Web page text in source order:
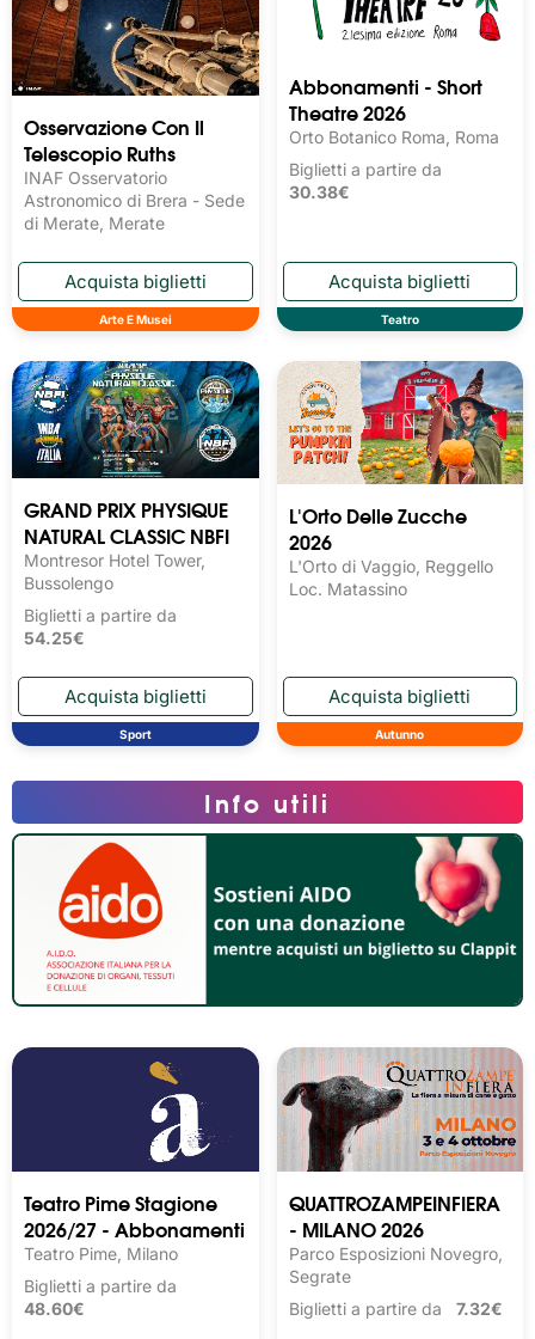
Osservazione Con Il
Telescopio Ruths
INAF Osservatorio
Astronomico di Brera - Sede
di Merate, Merate
Arte E Musei
Abbonamenti - Short
Theatre 2026
Orto Botanico Roma, Roma
Biglietti a partire da
30.38€
Teatro
GRAND PRIX PHYSIQUE
NATURAL CLASSIC NBFI
Montresor Hotel Tower,
Bussolengo
Biglietti a partire da
54.25€
Sport
L'Orto Delle Zucche
2026
L'Orto di Vaggio, Reggello
Loc. Matassino
Autunno
Teatro Pime Stagione
2026/27 - Abbonamenti
Teatro Pime, Milano
Biglietti a partire da
48.60€
QUATTROZAMPEINFIERA
- MILANO 2026
Parco Esposizioni Novegro,
Segrate
Biglietti a partire da 7.32€
Info utili